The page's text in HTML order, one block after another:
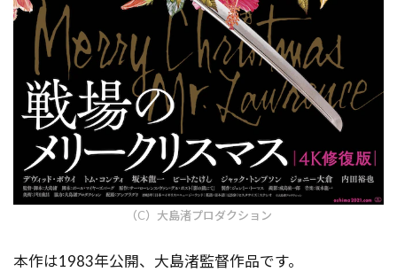
（C）大島渚プロダクション
本作は1983年公開、大島渚監督作品です。